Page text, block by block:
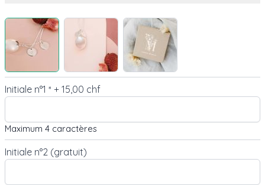
View larger imageView larger imageView larger image
Initiale n°1 * + 15,00 chf
Maximum 4 caractères
Initiale n°2 (gratuit)